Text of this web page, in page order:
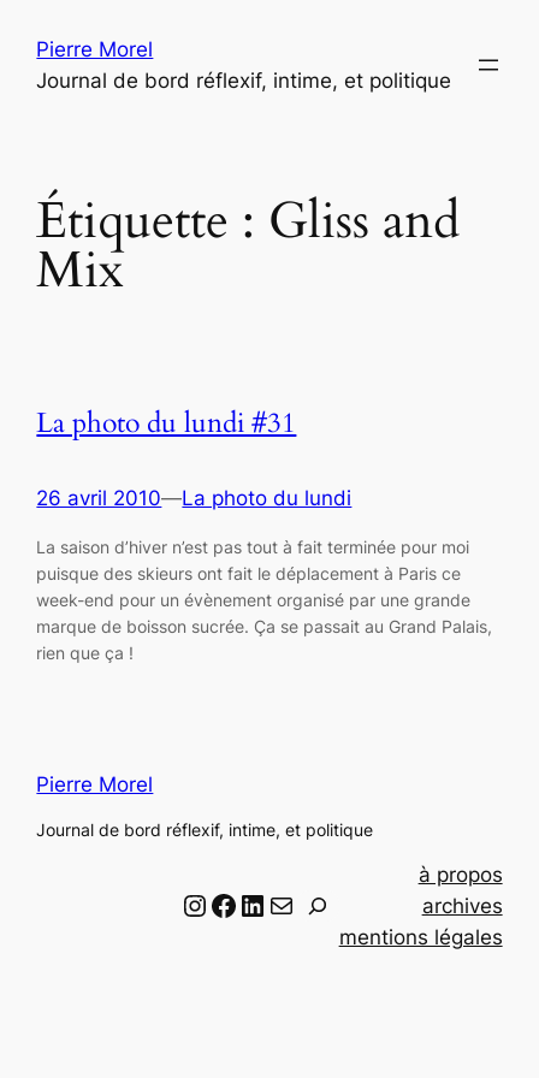
contenu
Pierre Morel
Journal de bord réflexif, intime, et politique
Étiquette : Gliss and
Mix
La photo du lundi #31
26 avril 2010—La photo du lundi
La saison d’hiver n’est pas tout à fait terminée pour moi
puisque des skieurs ont fait le déplacement à Paris ce
week-end pour un évènement organisé par une grande
marque de boisson sucrée. Ça se passait au Grand Palais,
rien que ça !
Pierre Morel
Journal de bord réflexif, intime, et politique
Instagram Facebook LinkedIn Email
à propos
archives
mentions légales